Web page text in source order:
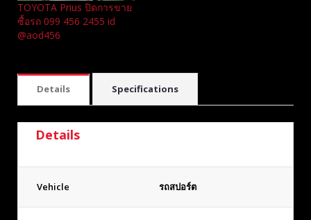
TOYOTA Prius ปิดการขาย
ซื้อรถ 099 456 2455 id
@aod456
Details Specifications
Details
Vehicle รถสปอร์ต